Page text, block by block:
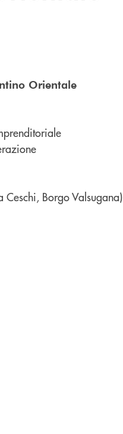
Orientale
Ceschi, Borgo Valsugana)